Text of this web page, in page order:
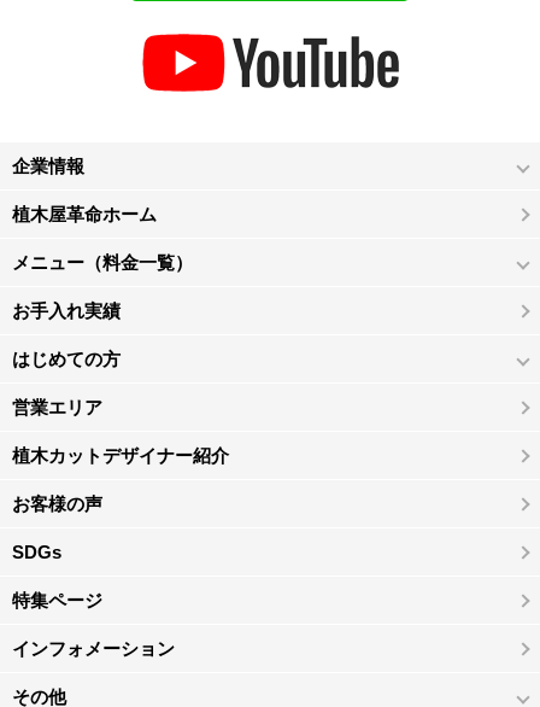
企業情報
植木屋革命ホーム
メニュー（料金一覧）
お手入れ実績
はじめての方
営業エリア
植木カットデザイナー紹介
お客様の声
SDGs
特集ページ
インフォメーション
その他